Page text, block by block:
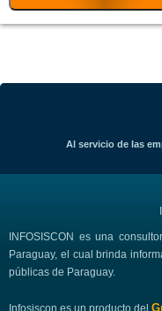
Al servicio de las
INFOSISCON es una
Paraguay, el cual brinda
públicas de Paraguay.
Infosiscon es un producto del